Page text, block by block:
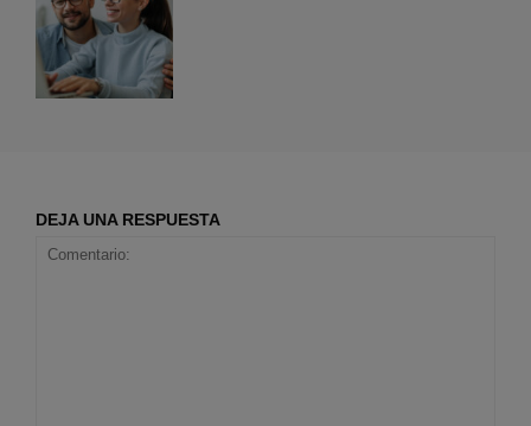
DEJA UNA RESPUESTA